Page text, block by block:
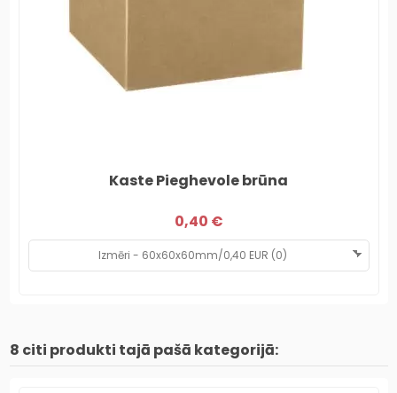
Kaste Pieghevole brūna
0,40 €
8 citi produkti tajā pašā kategorijā: